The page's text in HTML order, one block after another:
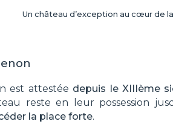
Un château d’exception au cœur de
est attestée depuis le XIIIème
reste en leur possession
la place forte.